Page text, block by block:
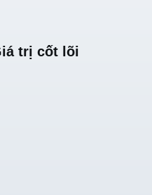
trị cốt lõi